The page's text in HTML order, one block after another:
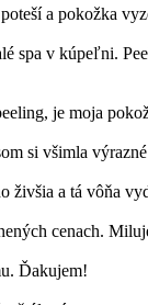
a pokožka
spa v kúpeľni.
je moja
si všimla
živšia a tá vôňa
cenach.
Ďakujem!